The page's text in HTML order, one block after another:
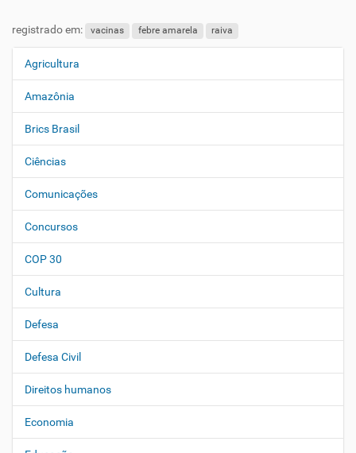
registrado em: vacinas febre amarela raiva
N
e
g
a
ç
ã
o
Agricultura
Amazônia
Brics Brasil
Ciências
Comunicações
Concursos
COP 30
Cultura
Defesa
Defesa Civil
Direitos humanos
Economia